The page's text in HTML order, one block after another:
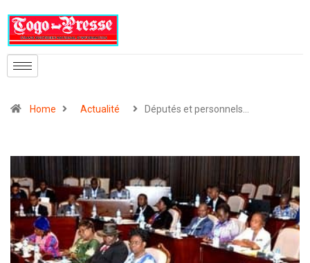
Home Actualité Députés et personnels…